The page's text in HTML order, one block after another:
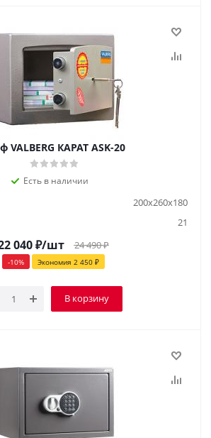
VALBERG КАРАТ ASK-20
Есть в наличии
200х260х180
21
040₽/шт 24 490₽
-10% Экономия 2 450₽
В корзину